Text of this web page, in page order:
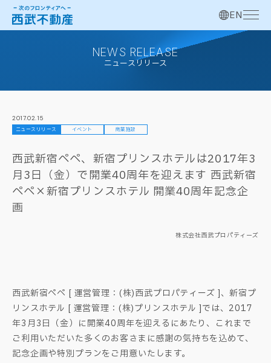
EN
NEWS RELEASE
ニュースリリース
2017.02.15
ニュースリリース イベント 商業施設
西武新宿ペペ、新宿プリンスホテルは2017年3
月3日（金）で開業40周年を迎えます 西武新宿
ペペ×新宿プリンスホテル 開業40周年記念企
画
株式会社西武プロパティーズ
西武新宿ペペ [ 運営管理：(株)西武プロパティーズ ]、新宿プ
リンスホテル [ 運営管理：(株)プリンスホテル ]では、2017
年3月3日（金）に開業40周年を迎えるにあたり、これまで
ご利用いただいた多くのお客さまに感謝の気持ちを込めて、
記念企画や特別プランをご用意いたします。